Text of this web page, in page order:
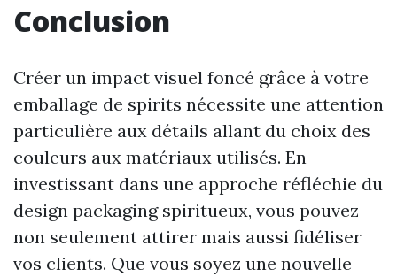
Conclusion
Créer un impact visuel foncé grâce à votre
emballage de spirits nécessite une attention
particulière aux détails allant du choix des
couleurs aux matériaux utilisés. En
investissant dans une approche réfléchie du
design packaging spiritueux, vous pouvez
non seulement attirer mais aussi fidéliser
vos clients. Que vous soyez une nouvelle